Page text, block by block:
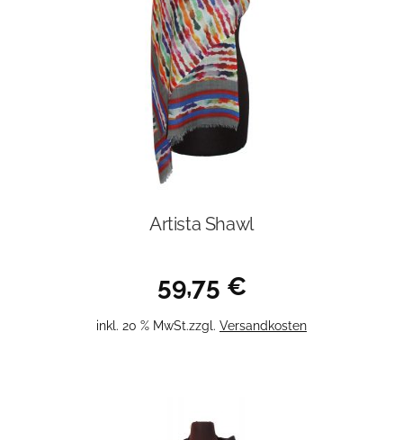
Artista Shawl
59,75 €
inkl. 20 % MwSt.zzgl. Versandkosten